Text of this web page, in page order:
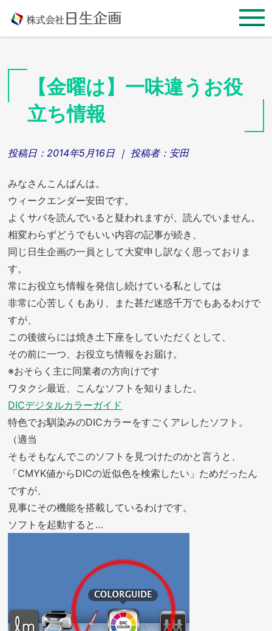
content
【金曜は】一味違うお役
立ち情報
投稿日： 2014年5月16日 ｜ 投稿者： 安田
みなさんこんばんは。
ウィークエンダー安田です。
よくサバを読んでいると疑われますが、読んでいません。
相変わらずどうでもいい内容の記事が続き、
同じ日生企画の一員として大変申し訳なく思っておりま
す。
常にお役立ち情報を発信し続けている私としては
非常に心苦しくもあり、また甚だ迷惑千万でもあるわけで
すが、
この後彼らには焼き土下座をしていただくとして、
その前に一つ、お役立ち情報をお届け。
※おそらく主に同業者の方向けです
ワタクシ最近、こんなソフトを知りました。
DICデジタルカラーガイド
特色でお馴染みのDICカラーをすごくアレしたソフト。
（適当
そもそもなんでこのソフトを見つけたのかと言うと、
「CMYK値からDICの近似色を検索したい」ためだったん
ですが、
見事にその機能を搭載しているわけです。
ソフトを起動すると…